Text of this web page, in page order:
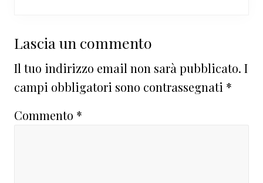
Interazioni
del
lettore
Lascia un commento
Il tuo indirizzo email non sarà pubblicato. I
campi obbligatori sono contrassegnati *
Commento *